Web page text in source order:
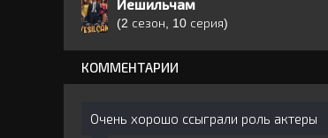
Йешильчам
(2 сезон, 10 серия)
КОММЕНТАРИИ
Очень хорошо ссыграли роль актеры